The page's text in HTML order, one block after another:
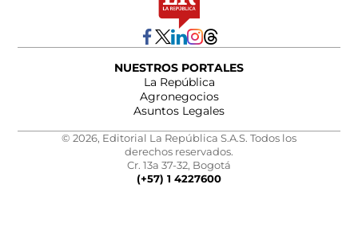
NUESTROS PORTALES
La República
Agronegocios
Asuntos Legales
© 2026, Editorial La República S.A.S. Todos los
derechos reservados.
Cr. 13a 37-32, Bogotá
(+57) 1 4227600